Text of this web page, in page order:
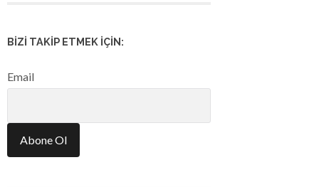
BIZI TAKIP ETMEK İÇIN:
Email